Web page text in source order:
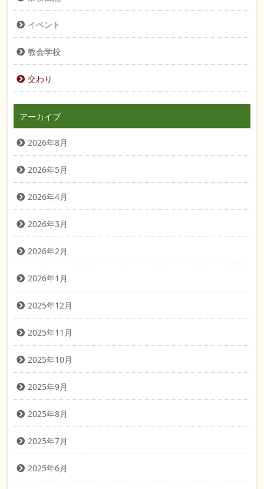
イベント
教会学校
交わり
アーカイブ
2026年8月
2026年5月
2026年4月
2026年3月
2026年2月
2026年1月
2025年12月
2025年11月
2025年10月
2025年9月
2025年8月
2025年7月
2025年6月